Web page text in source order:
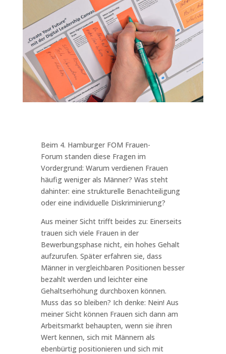
Beim 4. Hamburger FOM Frauen-
Forum standen diese Fragen im
Vordergrund: Warum verdienen Frauen
häufig weniger als Männer? Was steht
dahinter: eine strukturelle Benachteiligung
oder eine individuelle Diskriminierung?
Aus meiner Sicht trifft beides zu: Einerseits
trauen sich viele Frauen in der
Bewerbungsphase nicht, ein hohes Gehalt
aufzurufen. Später erfahren sie, dass
Männer in vergleichbaren Positionen besser
bezahlt werden und leichter eine
Gehaltserhöhung durchboxen können.
Muss das so bleiben? Ich denke: Nein! Aus
meiner Sicht können Frauen sich dann am
Arbeitsmarkt behaupten, wenn sie ihren
Wert kennen, sich mit Männern als
ebenbürtig positionieren und sich mit